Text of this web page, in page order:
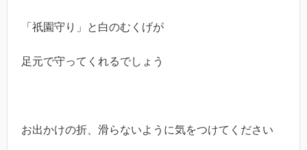
「祇園守り」と白のむくげが
足元で守ってくれるでしょう
お出かけの折、滑らないように気をつけてください